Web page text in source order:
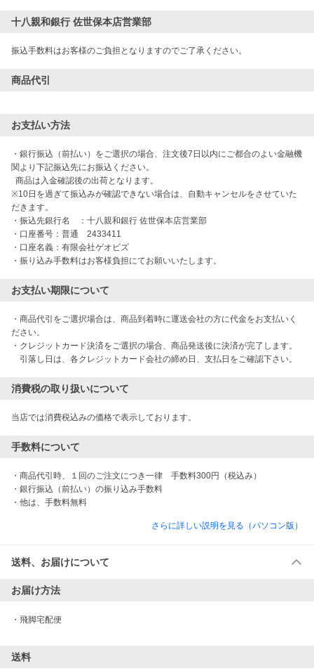
十八親和銀行 佐世保本店営業部
振込手数料はお客様のご負担となりますのでご了承ください。
商品代引
お支払い方法
・銀行振込（前払い）をご選択の場合、注文後7日以内にご都合のよい金融機
関より下記振込先にお振込ください。
※10日を過ぎて振込みが確認できない場合は、自動キャンセルをさせていた
だきます。
・振込先銀行名　：十八親和銀行 佐世保本店営業部
・口座番号：普通　2433411
・口座名義：有限会社ゲオビズ
お支払い期限について
・商品代引をご選択場合は、商品到着時に運送会社の方に代金をお支払いく
ださい。
・クレジットカード決済をご選択の場合、商品発送後に決済が完了します。
引落し日は、各クレジットカード会社の締め日、支払日をご確認下さい。
消費税の取り扱いについて
当店では消費税込みの価格で表示しております。
手数料について
・商品代引時、１回のご注文につき一律　手数料300円（税込み）
・銀行振込（前払い）の振り込み手数料
さらに詳しい説明を見る（パソコン版）
送料、お届けについて
お届け方法
・ 飛脚宅配便
送料